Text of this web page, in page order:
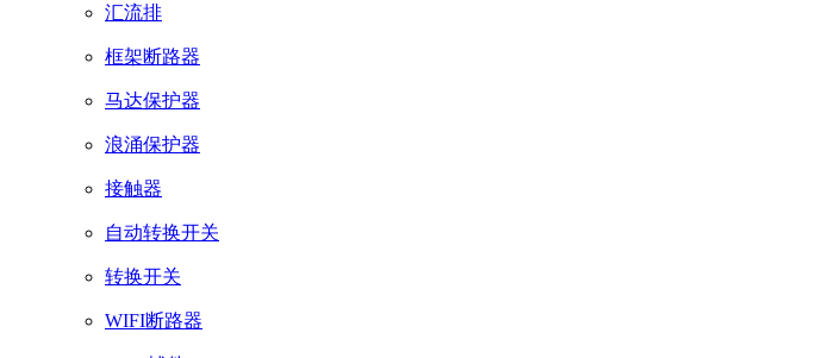
汇流排
框架断路器
马达保护器
浪涌保护器
接触器
自动转换开关
转换开关
WIFI断路器